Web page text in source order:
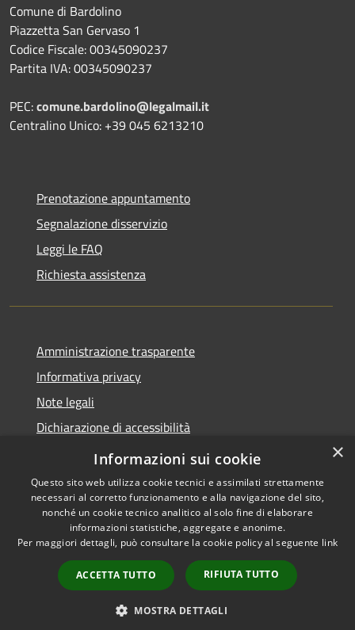
Comune di Bardolino
Piazzetta San Gervaso 1
Codice Fiscale: 00345090237
Partita IVA: 00345090237
PEC:comune.bardolino@legalmail.it
Centralino Unico: +39 045 6213210
Prenotazione appuntamento
Segnalazione disservizio
Leggi le FAQ
Richiesta assistenza
Amministrazione trasparente
Informativa privacy
Note legali
Dichiarazione di accessibilità
Link app municipium
Accessibilità
Copyright © 2026 • Comune di
Bardolino • Powered by
Municipium•
Accesso
redazione
×
Informazioni sui cookie
Questo sito web utilizza cookie tecnici e assimilati strettamente
necessari al corretto funzionamento e alla navigazione del sito,
nonché un cookie tecnico analitico al solo fine di elaborare
informazioni statistiche, aggregate e anonime.
Per maggiori dettagli, può consultare la cookie policy al seguente link
ACCETTA TUTTO RIFIUTA TUTTO
MOSTRA DETTAGLI